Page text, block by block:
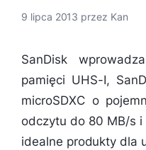
9 lipca 2013 przez Kan
SanDisk
pamięci UHS-I,
microSDXC o
odczytu do 80 MB/s
idealne produkty dla